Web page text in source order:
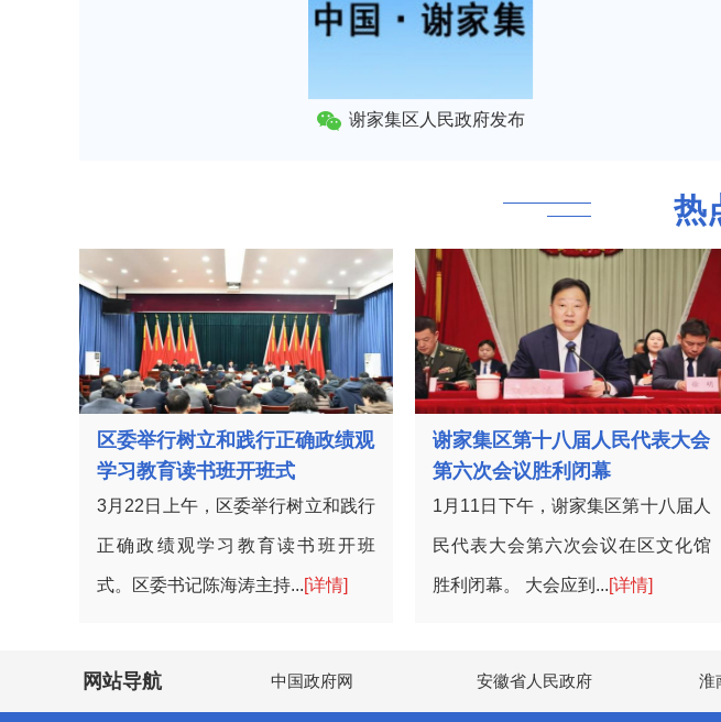
谢家集区人民政府发布
热
区委举行树立和践行正确政绩观
学习教育读书班开班式
3月22日上午，区委举行树立和践行
正确政绩观学习教育读书班开班
式。区委书记陈海涛主持...[详情]
谢家集区第十八届人民代表大会
第六次会议胜利闭幕
1月11日下午，谢家集区第十八届人
民代表大会第六次会议在区文化馆
胜利闭幕。 大会应到...[详情]
网站导航 中国政府网 安徽省人民政府 淮